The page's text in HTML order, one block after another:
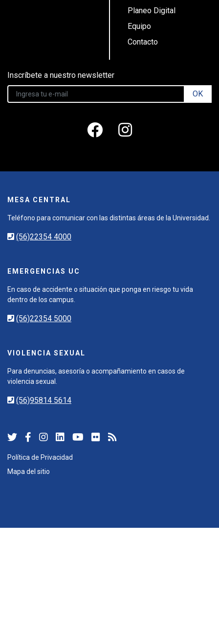
Planeo Digital
Equipo
Contacto
Inscríbete a nuestro newsletter
OK
MESA CENTRAL
Teléfono para comunicar con las distintas áreas de la Universidad.
(56)22354 4000
EMERGENCIAS UC
En caso de accidente o situación que ponga en riesgo tu vida
dentro de los campus.
(56)22354 5000
VIOLENCIA SEXUAL
Para denuncias, asesoría o acompañamiento en casos de
violencia sexual.
(56)95814 5614
Política de Privacidad
Mapa del sitio